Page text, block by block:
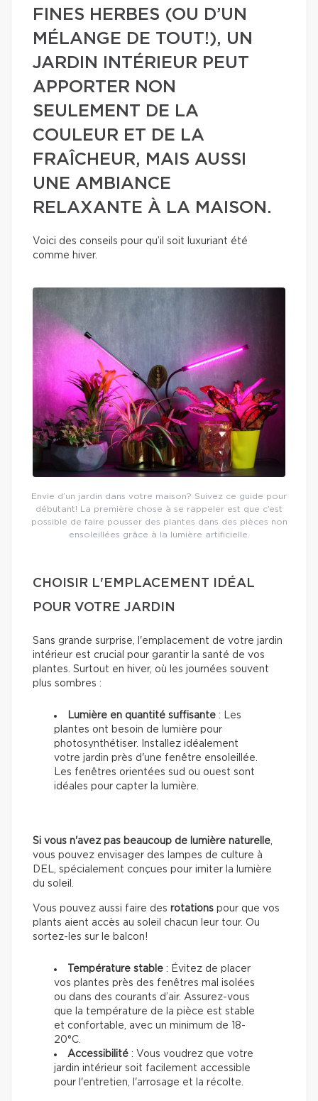
FINES HERBES (OU D’UN
MÉLANGE DE TOUT!), UN
JARDIN INTÉRIEUR PEUT
APPORTER NON
SEULEMENT DE LA
COULEUR ET DE LA
FRAÎCHEUR, MAIS AUSSI
UNE AMBIANCE
RELAXANTE À LA MAISON.
Voici des conseils pour qu’il soit luxuriant été
comme hiver.
Envie d’un jardin dans votre maison? Suivez ce guide pour
débutant! La première chose à se rappeler est que c’est
possible de faire pousser des plantes dans des pièces non
ensoleillées grâce à la lumière artificielle.
CHOISIR L'EMPLACEMENT IDÉAL
POUR VOTRE JARDIN
Sans grande surprise, l'emplacement de votre jardin
intérieur est crucial pour garantir la santé de vos
plantes. Surtout en hiver, où les journées souvent
plus sombres :
Lumière en quantité suffisante : Les
plantes ont besoin de lumière pour
photosynthétiser. Installez idéalement
votre jardin près d'une fenêtre ensoleillée.
Les fenêtres orientées sud ou ouest sont
idéales pour capter la lumière.
Si vous n'avez pas beaucoup de lumière naturelle
vous pouvez envisager des lampes de culture à
DEL, spécialement conçues pour imiter la lumière
du soleil.
Vous pouvez aussi faire des rotations pour que vos
plants aient accès au soleil chacun leur tour. Ou
sortez-les sur le balcon!
Température stable : Évitez de placer
vos plantes près des fenêtres mal isolées
ou dans des courants d’air. Assurez-vous
que la température de la pièce est stable
et confortable, avec un minimum de 18-
20°C.
Accessibilité : Vous voudrez que votre
jardin intérieur soit facilement accessible
pour l'entretien, l'arrosage et la récolte.